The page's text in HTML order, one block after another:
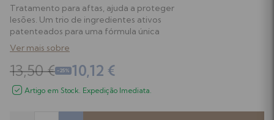
Biberões e Tetinas
Acessórios de Alimentação
Perfumes
Equipamentos e Acessórios
Ver tudo
Tratamento para aftas, ajuda a proteger
lesões. Um trio de ingredientes ativos
patenteados para uma fórmula única
Ver mais sobre
13,50 € -25% 10,12 €
Artigo em Stock. Expedição Imediata.